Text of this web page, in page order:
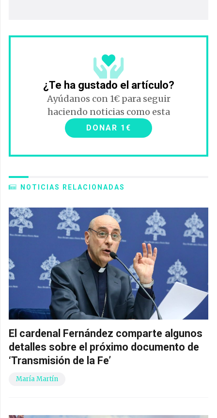
¿Te ha gustado el artículo?
Ayúdanos con 1€ para seguir
haciendo noticias como esta
DONAR 1€
NOTICIAS RELACIONADAS
El cardenal Fernández comparte algunos
detalles sobre el próximo documento de
‘Transmisión de la Fe’
María Martín